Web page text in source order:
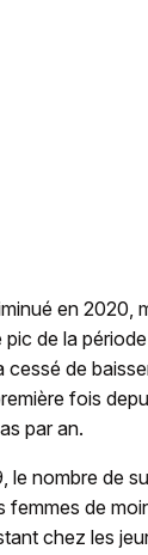
en 2020,
de la
de
fois
par an.
le nombre de
femmes de
chez les